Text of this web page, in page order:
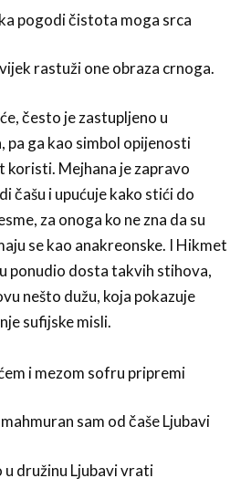
pogodi čistota moga srca
rastuži one obraza crnoga.
često je zastupljeno u
pa ga kao simbol opijenosti
koristi. Mejhana je zapravo
čašu i upućuje kako stići do
za onoga ko ne zna da su
se kao anakreonske. I Hikmet
ponudio dosta takvih stihova,
nešto dužu, koja pokazuje
sufijske misli.
i mezom sofru pripremi
sam od čaše Ljubavi
u družinu Ljubavi vrati